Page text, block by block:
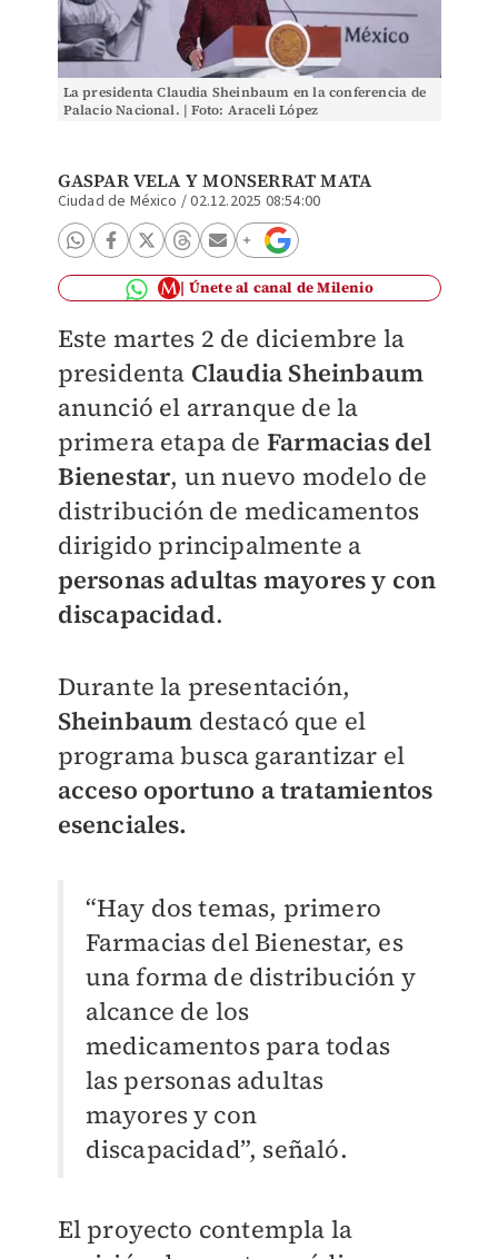
La presidenta Claudia Sheinbaum en la conferencia de
Palacio Nacional. | Foto: Araceli López
GASPAR VELAYMONSERRAT MATA
Ciudad de México /02.12.2025 08:54:00
Únete al canal de Milenio
Este martes 2 de diciembre la
presidenta Claudia Sheinbaum
anunció el arranque de la
primera etapa de Farmacias del
Bienestar, un nuevo modelo de
distribución de medicamentos
dirigido principalmente a
personas adultas mayores y con
discapacidad.
Durante la presentación,
Sheinbaum destacó que el
programa busca garantizar el
acceso oportuno a tratamientos
esenciales.
“Hay dos temas, primero
Farmacias del Bienestar, es
una forma de distribución y
alcance de los
medicamentos para todas
las personas adultas
mayores y con
discapacidad”, señaló.
El proyecto contempla la